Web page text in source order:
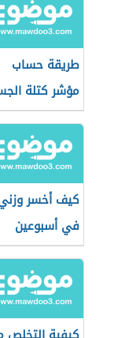
طريقة حساب
مؤشر كتلة
كيف أخسر
في أسبوعين